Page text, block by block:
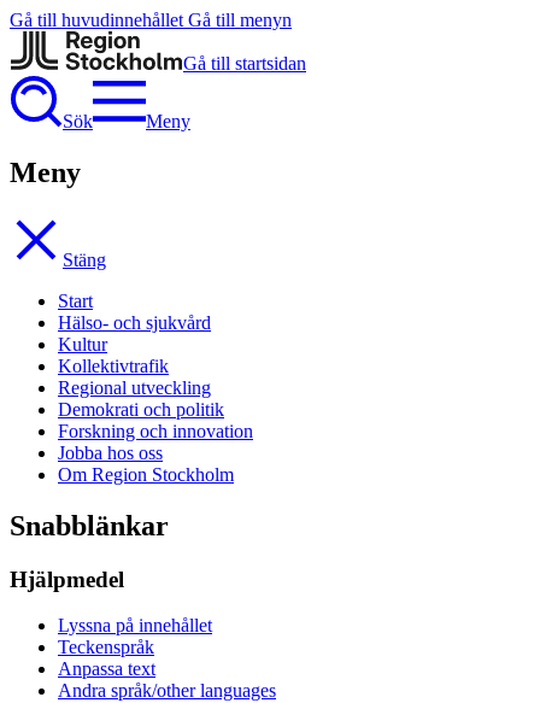
Gå till huvudinnehållet Gå till menyn
Gå till startsidan
Sök Meny
Meny
Stäng
Start
Hälso- och sjukvård
Kultur
Kollektivtrafik
Regional utveckling
Demokrati och politik
Forskning och innovation
Jobba hos oss
Om Region Stockholm
Snabblänkar
Hjälpmedel
Lyssna på innehållet
Teckenspråk
Anpassa text
Andra språk/other languages